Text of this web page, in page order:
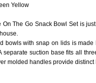
Yellow
On The Go Snack Bowl Set is
bowls with snap on lids is made
separate suction base fits all
molded handles provide